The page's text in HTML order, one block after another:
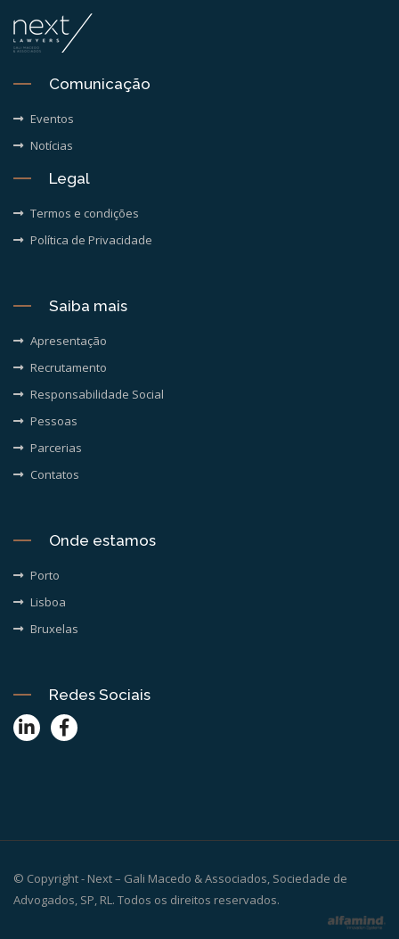
Comunicação
Eventos
Notícias
Legal
Termos e condições
Política de Privacidade
Saiba mais
Apresentação
Recrutamento
Responsabilidade Social
Pessoas
Parcerias
Contatos
Onde estamos
Porto
Lisboa
Bruxelas
Redes Sociais
© Copyright - Next – Gali Macedo & Associados, Sociedade de
Advogados, SP, RL. Todos os direitos reservados.